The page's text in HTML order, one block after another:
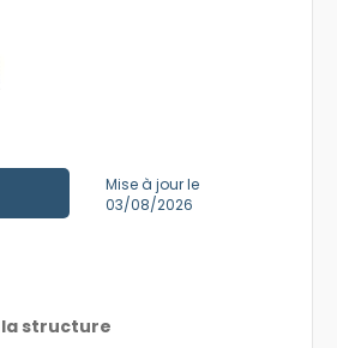
Mise à jour le
03/08/2026
structure